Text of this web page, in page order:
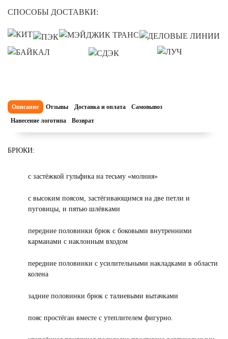
СПОСОБЫ ДОСТАВКИ:
Описание Отзывы Доставка и оплата
Самовывоз
Нанесение логотипа
Возврат
БРЮКИ:
с застёжкой гульфика на тесьму «молния»
с высоким поясом, застёгивающимся на две петли и
пуговицы, и пятью шлёвками
передние половинки брюк с боковыми внутренними
карманами с наклонным входом
передние половинки с усилительными накладками в области
колена
задние половинки брюк с талиевыми вытачками
пояс простёган вместе с утеплителем фигурно.